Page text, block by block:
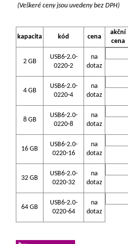
(Veškeré ceny jsou uvedeny bez DPH)
kapacita kód cena
akční
cena
2 GB
USB6-2.0-
0220-2
na
dotaz
4 GB
USB6-2.0-
0220-4
na
dotaz
8 GB
USB6-2.0-
0220-8
na
dotaz
16 GB
USB6-2.0-
0220-16
na
dotaz
32 GB
USB6-2.0-
0220-32
na
dotaz
64 GB
USB6-2.0-
0220-64
na
dotaz